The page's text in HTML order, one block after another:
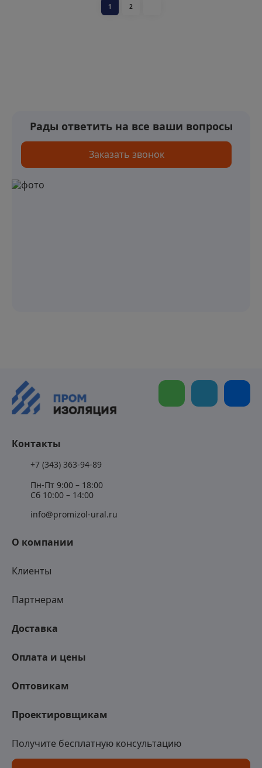
1 2
Рады ответить на все ваши вопросы
Заказать звонок
Получите бесплатную консультацию
О компании
Клиенты
Партнерам
Доставка
Оплата и цены
Оптовикам
Проектировщикам
Контакты
+7 (343) 363-94-89
Пн-Пт 9:00 – 18:00
Сб 10:00 – 14:00
info@promizol-ural.ru